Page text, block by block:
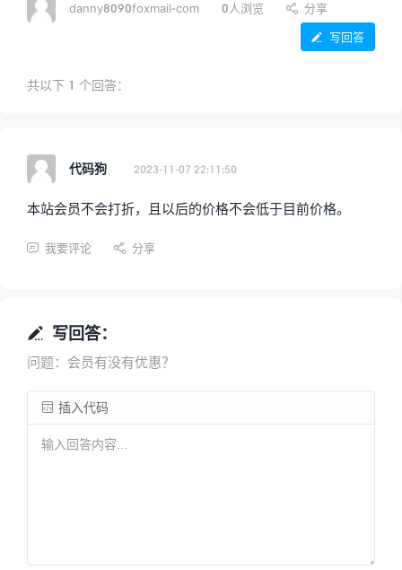
danny8090foxmail-com 0人浏览  分享
 写回答
共以下 1 个回答：
代码狗 2023-11-07 22:11:50
本站会员不会打折，且以后的价格不会低于目前价格。
 我要评论  分享
 写回答：
问题：会员有没有优惠？
 插入代码